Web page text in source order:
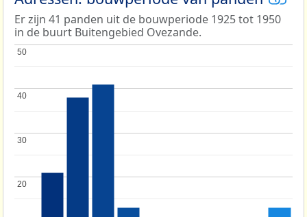
Er zijn 41 panden uit de bouwperiode 1925 tot 1950
in de buurt Buitengebied Ovezande.
20
20
30
30
40
40
50
50